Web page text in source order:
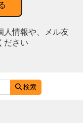
人情報や、メル友
ださい
検索